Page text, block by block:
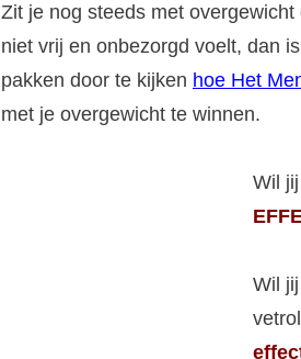
Zit je nog steeds met
niet vrij en onbezorgd voelt, dan
pakken door te kijken hoe Het
met je overgewicht te winnen.
Wil jij
Wil jij